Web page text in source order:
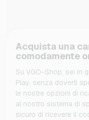
Acquista una
comodamente
Su VGO-Shop, sei in
Play, senza doverti
le nostre opzioni di
al nostro sistema di
sicuro di ricevere il